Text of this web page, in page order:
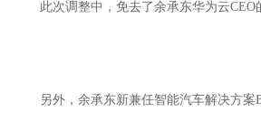
此次调整中，免去了余承东华为云
另外，余承东新兼任智能汽车解决